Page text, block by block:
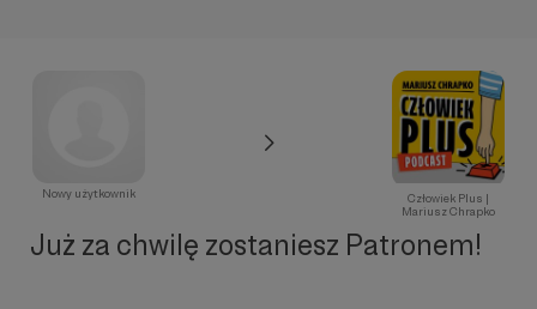
Nowy użytkownik
Człowiek Plus |
Mariusz Chrapko
Już za chwilę zostaniesz Patronem!